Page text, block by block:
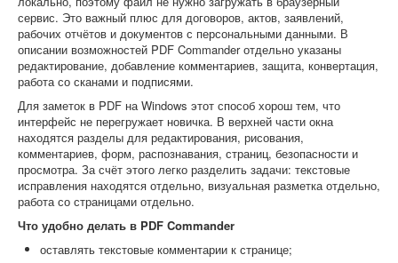
сервис. Это важный плюс для договоров, актов, заявлений,
рабочих отчётов и документов с персональными данными. В
описании возможностей PDF Commander отдельно указаны
редактирование, добавление комментариев, защита, конвертация,
работа со сканами и подписями.
Для заметок в PDF на Windows этот способ хорош тем, что
интерфейс не перегружает новичка. В верхней части окна
находятся разделы для редактирования, рисования,
комментариев, форм, распознавания, страниц, безопасности и
просмотра. За счёт этого легко разделить задачи: текстовые
исправления находятся отдельно, визуальная разметка отдельно,
работа со страницами отдельно.
Что удобно делать в PDF Commander
оставлять текстовые комментарии к странице;